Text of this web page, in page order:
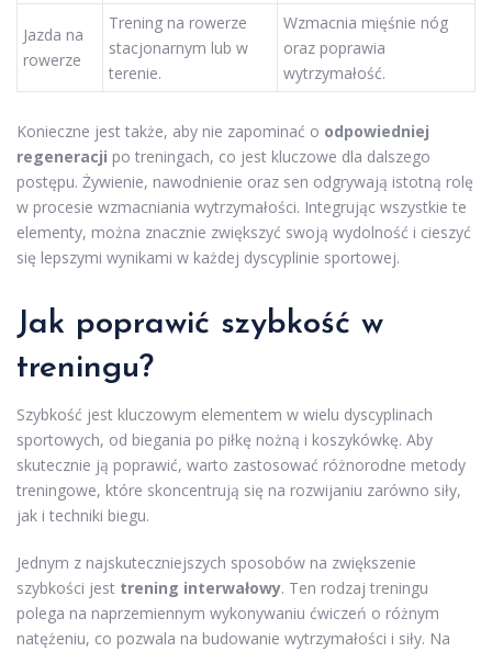
Jazda na
rowerze
Trening na rowerze
stacjonarnym lub w
terenie.
Wzmacnia mięśnie nóg
oraz poprawia
wytrzymałość.
Konieczne jest także, aby nie zapominać o odpowiedniej
regeneracji po treningach, co jest kluczowe dla dalszego
postępu. Żywienie, nawodnienie oraz sen odgrywają istotną rolę
w procesie wzmacniania wytrzymałości. Integrując wszystkie te
elementy, można znacznie zwiększyć swoją wydolność i cieszyć
się lepszymi wynikami w każdej dyscyplinie sportowej.
Jak poprawić szybkość w
treningu?
Szybkość jest kluczowym elementem w wielu dyscyplinach
sportowych, od biegania po piłkę nożną i koszykówkę. Aby
skutecznie ją poprawić, warto zastosować różnorodne metody
treningowe, które skoncentrują się na rozwijaniu zarówno siły,
jak i techniki biegu.
Jednym z najskuteczniejszych sposobów na zwiększenie
szybkości jest trening interwałowy. Ten rodzaj treningu
polega na naprzemiennym wykonywaniu ćwiczeń o różnym
natężeniu, co pozwala na budowanie wytrzymałości i siły. Na